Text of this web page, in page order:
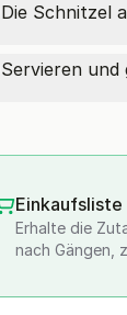
Die Schnitzel
Servieren und
Erhalte die
nach Gängen,